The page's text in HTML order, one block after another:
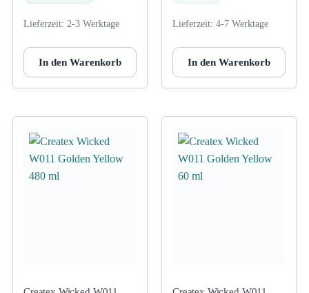
Lieferzeit: 2-3 Werktage
In den Warenkorb
Lieferzeit: 4-7 Werktage
In den Warenkorb